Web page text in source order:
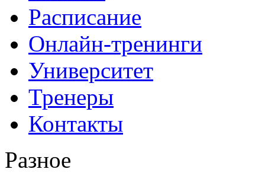
Расписание
Онлайн-тренинги
Университет
Тренеры
Контакты
Разное